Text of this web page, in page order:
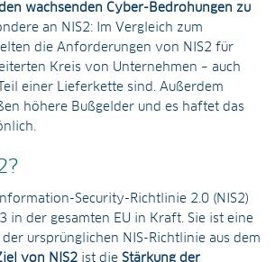
wachsenden Cyber-Bedrohungen zu
an NIS2: Im Vergleich zum
die Anforderungen von NIS2 für
Kreis von Unternehmen – auch
einer Lieferkette sind. Außerdem
höhere Bußgelder und es haftet das
Security-Richtlinie 2.0 (NIS2)
in der gesamten EU in Kraft. Sie ist eine
ursprünglichen NIS-Richtlinie aus dem
von NIS2 ist die Stärkung der